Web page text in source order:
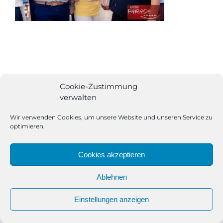
Cookie-Zustimmung
verwalten
Wir verwenden Cookies, um unsere Website und unseren Service zu
optimieren.
Cookies akzeptieren
Ablehnen
Einstellungen anzeigen
All Rights Reserved | Powered byAngesagt GmbH|Impressum
|Datenschutzerklärung